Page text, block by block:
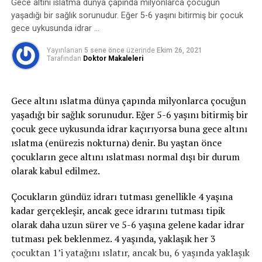
sırasında mesane içindeki basınç artar, idrar tutmayı
sağlayan kaslar ve mekanizmalar bu basınca karşı
koyamaz ve idrar kaçırma oluşur.
2-Sıkışma tipi idrar kaçırma:
yetişememe veya idrarı geciktirememe durumudur ve
idrar bu esnada kaçar. İdrar kaçağı bir damla ila idrarın
tamamını kaçırma derecesinde olabilir. gece idrara
kalkma ihtiyacı belirgindir. Bu tip idrar kaçırma,
enfeksiyon gibi basit problemden; nörolojik bozukluk
veya diyabet gibi daha ciddi durumlardan
3- Taşma inkontinansı: Tamamen boşalmayan bir
mesaneden kapasite dolduktan sonra damla damla
sürekli idrar kaçırmayı ifade eder.
Gece altını ıslatma dünya çapında milyonlarca çocuğun
yaşadığı bir sağlık sorunudur. Eğer 5-6 yaşını bitirmiş bir çocuk
gece uykusunda idrar …
Yayınlanan 5 sene önce üzerinde Ekim 26, 2021
Tarafından Doktor Makaleleri
Gece altını ıslatma dünya çapında milyonlarca çocuğun
yaşadığı bir sağlık sorunudur. Eğer 5-6 yaşını bitirmiş bir
çocuk gece uykusunda idrar kaçırıyorsa buna gece altını
ıslatma (enürezis nokturna) denir. Bu yaştan önce
çocukların gece altını ıslatması normal dışı bir durum
olarak kabul edilmez.
Çocukların gündüz idrarı tutması genellikle 4 yaşına
kadar gerçekleşir, ancak gece idrarını tutması tipik
olarak daha uzun sürer ve 5-6 yaşına gelene kadar idrar
tutması pek beklenmez. 4 yaşında, yaklaşık her 3
çocuktan 1’i yatağını ıslatır, ancak bu, 6 yaşında yaklaşık